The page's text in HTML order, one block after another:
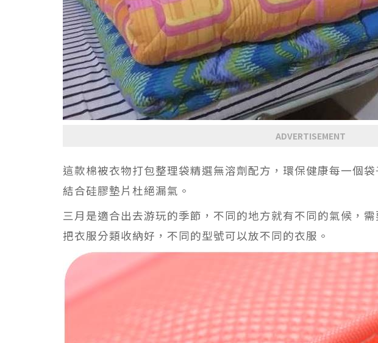
ADVERTISEMENT
這款棉被衣物打包整理袋精選無溶劑配方，環保健康每一個
結合硅膠墊片杜絕漏氣。
三月是適合出去游玩的季節，不同的地方就有不同的氣候，
把衣服分類收納好，不同的型號可以放不同的衣服。